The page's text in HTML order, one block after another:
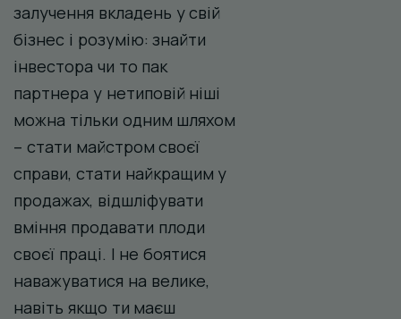
залучення вкладень у свій
бізнес і розумію: знайти
інвестора чи то пак
партнера у нетиповій ніші
можна тільки одним шляхом
– стати майстром своєї
справи, стати найкращим у
продажах, відшліфувати
вміння продавати плоди
своєї праці. І не боятися
наважуватися на велике,
навіть якщо ти маєш